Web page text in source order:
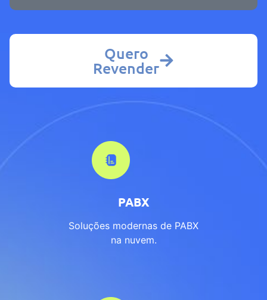
PABX
Soluções modernas de PABX
na nuvem.
Quero
Revender